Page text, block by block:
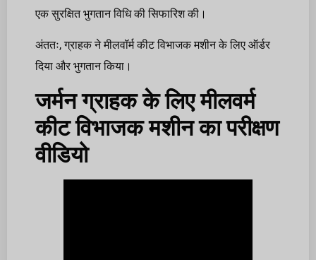
एक सुरक्षित भुगतान विधि की सिफारिश की।
अंततः, ग्राहक ने मीलवॉर्म कीट विभाजक मशीन के लिए ऑर्डर
दिया और भुगतान किया।
जर्मन ग्राहक के लिए मीलवर्म
कीट विभाजक मशीन का परीक्षण
वीडियो